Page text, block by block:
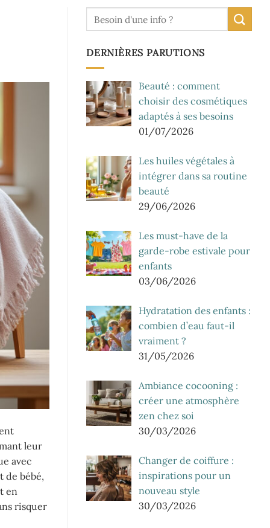
leur
avec
de bébé,
en
risquer
DERNIÈRES PARUTIONS
Beauté : comment
choisir des cosmétiques
adaptés à ses besoins
01/07/2026
Les huiles végétales à
intégrer dans sa routine
beauté
29/06/2026
Les must-have de la
garde-robe estivale pour
enfants
03/06/2026
Hydratation des enfants :
combien d’eau faut-il
vraiment ?
31/05/2026
Ambiance cocooning :
créer une atmosphère
zen chez soi
30/03/2026
Changer de coiffure :
inspirations pour un
nouveau style
30/03/2026